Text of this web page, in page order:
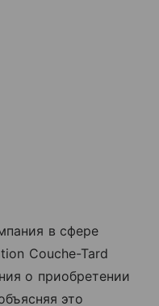
в сфере
Couche-Tard
о приобретении
это